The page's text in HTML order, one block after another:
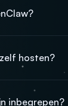
hosten?
inbegrepen?